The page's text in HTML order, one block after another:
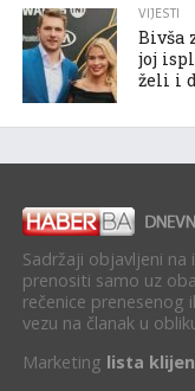
VIJESTI
Bivša
joj
želi i
Sadržaji objavljeni
prenositi samo uz
rečenice
vezu na članak u
Marketing lista